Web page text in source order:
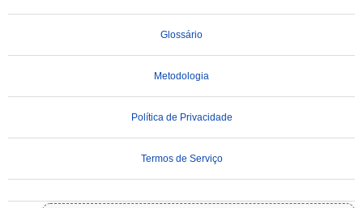
Glossário
Metodologia
Política de Privacidade
Termos de Serviço